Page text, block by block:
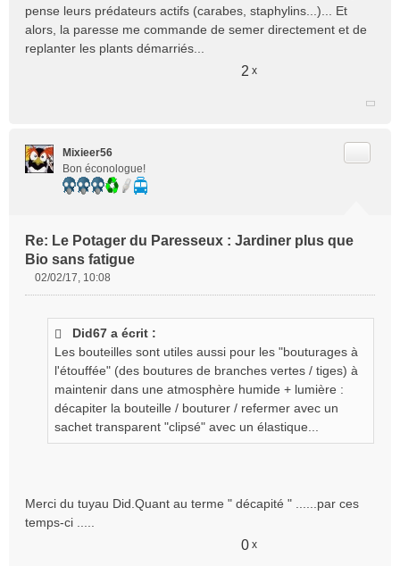
pense leurs prédateurs actifs (carabes, staphylins...)... Et
alors, la paresse me commande de semer directement et de
replanter les plants démarriés...
2 x
Mixieer56
Bon éconologue!
Re: Le Potager du Paresseux : Jardiner plus que
Bio sans fatigue
02/02/17, 10:08
Did67 a écrit :
Les bouteilles sont utiles aussi pour les "bouturages à
l'étouffée" (des boutures de branches vertes / tiges) à
maintenir dans une atmosphère humide + lumière :
décapiter la bouteille / bouturer / refermer avec un
sachet transparent "clipsé" avec un élastique...
Merci du tuyau Did.Quant au terme " décapité " ......par ces
temps-ci .....
0 x